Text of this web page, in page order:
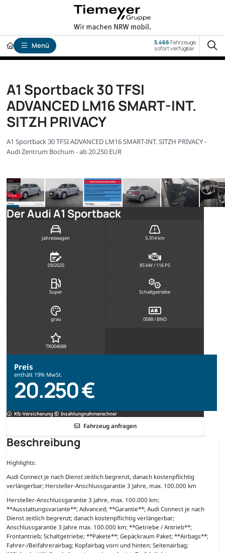
Menü 5.466Fahrzeuge
sofort verfügbar
A1 Sportback 30 TFSI
ADVANCED LM16 SMART-INT.
SITZH PRIVACY
A1 Sportback 30 TFSI ADVANCED LM16 SMART-INT. SITZH PRIVACY -
Audi Zentrum Bochum - ab 20.250 EUR
Der Audi A1 Sportback
Jahreswagen 5.914 km
09/2025 85 kW / 116 PS
Super Schaltgetriebe
grau 0588 / BNO
TR004688
Preis
enthält 19% MwSt.
20.250 €
Kfz-Versicherung Inzahlungnahmerechner
Fahrzeug anfragen
Beschreibung
Highlights:
Audi Connect je nach Dienst zeitlich begrenzt, danach kostenpflichtig
verlängerbar; Hersteller-Anschlussgarantie 3 Jahre, max. 100.000 km
Hersteller-Anschlussgarantie 3 Jahre, max. 100.000 km;
**Ausstattungsvariante**; Advanced; **Garantie**; Audi Connect je nach
Dienst zeitlich begrenzt; danach kostenpflichtig verlängerbar;
Anschlussgarantie 3 Jahre max. 100.000 km; **Getriebe / Antrieb**;
Frontantrieb; Schaltgetriebe; **Pakete**; Gepäckraum Paket; **Airbags**;
Fahrer-/Beifahrerairbag; Kopfairbag vorn und hinten; Seitenairbag;